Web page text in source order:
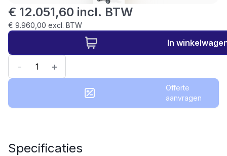
€ 12.051,60 incl. BTW
€ 9.960,00 excl. BTW
In
- +
Offerte
aanvragen
Specificaties